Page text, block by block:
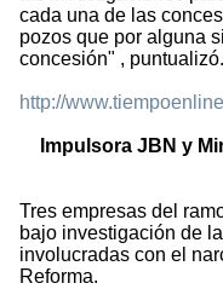
cada una de las
pozos que por alguna
concesión" , puntualizó.
http://
Impulsora JBN y
Tres empresas del
bajo investigación de
involucradas con el
Reforma.